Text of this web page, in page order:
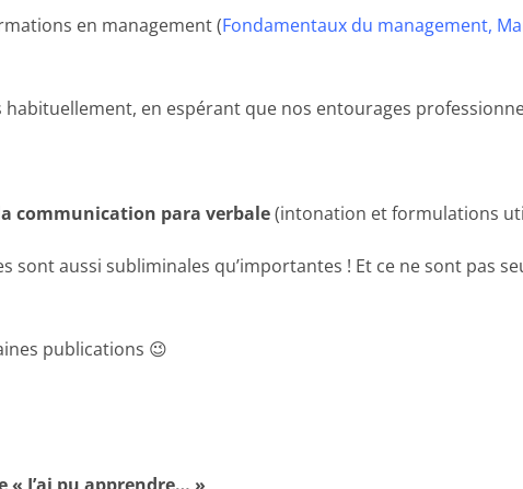
en management (Fondamentaux du management,
en espérant que nos entourages
communication para verbale(intonation et formulations
sont aussi subliminales qu’importantes ! Et ce ne sont pas
publications 😉